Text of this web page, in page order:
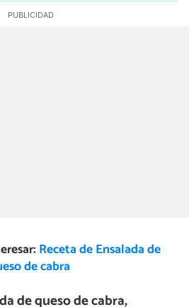
Receta de Ensalada de
de cabra
de queso de cabra,